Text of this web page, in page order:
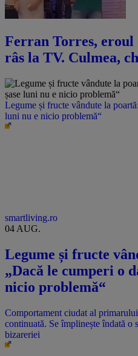
Ferran Torres, eroul
râs la TV. Culmea,
Legume și fructe vândute la
luni nu e nicio problemă“
smartliving.ro
04 AUG.
Legume și fructe
„Dacă le cumperi o
nicio problemă“
Comportament ciudat al
continuată. Se împlinește îndată o
bizareriei